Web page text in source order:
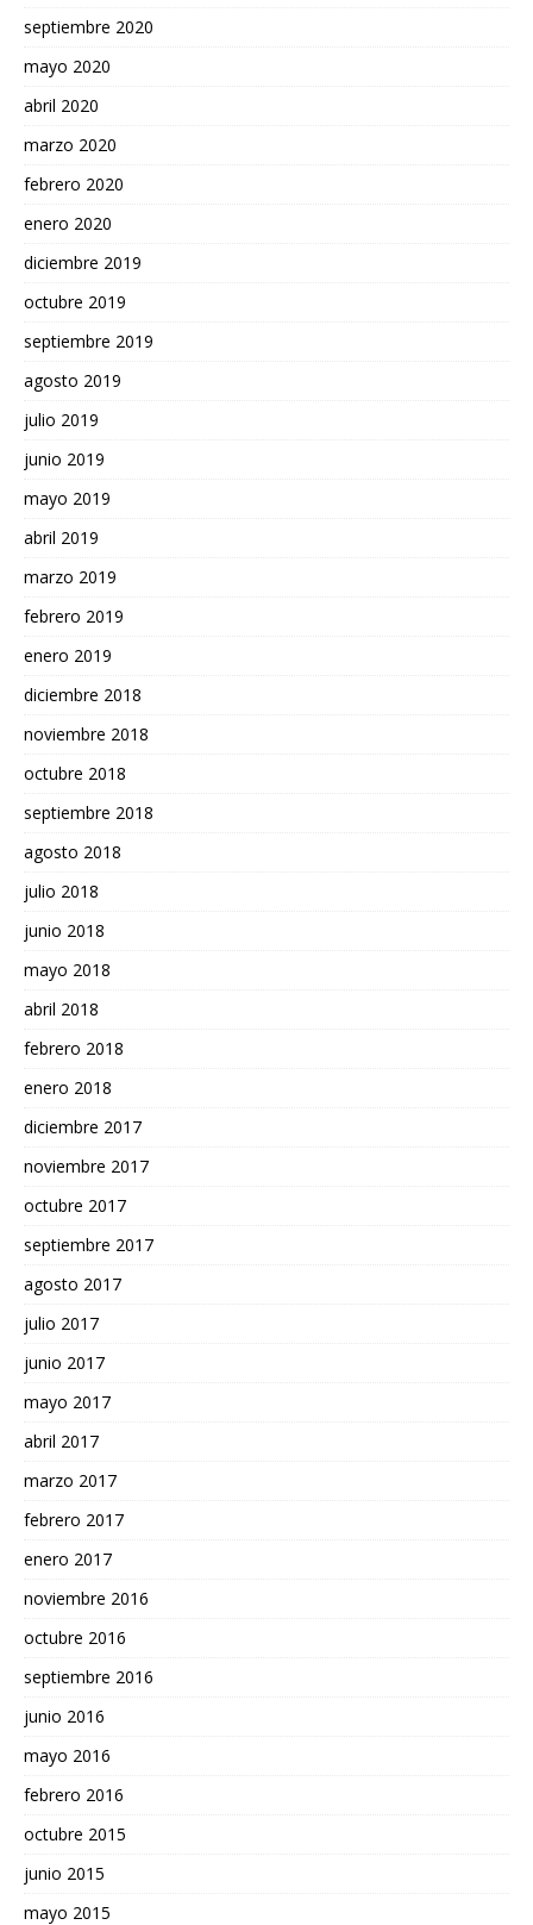
septiembre 2020
mayo 2020
abril 2020
marzo 2020
febrero 2020
enero 2020
diciembre 2019
octubre 2019
septiembre 2019
agosto 2019
julio 2019
junio 2019
mayo 2019
abril 2019
marzo 2019
febrero 2019
enero 2019
diciembre 2018
noviembre 2018
octubre 2018
septiembre 2018
agosto 2018
julio 2018
junio 2018
mayo 2018
abril 2018
febrero 2018
enero 2018
diciembre 2017
noviembre 2017
octubre 2017
septiembre 2017
agosto 2017
julio 2017
junio 2017
mayo 2017
abril 2017
marzo 2017
febrero 2017
enero 2017
noviembre 2016
octubre 2016
septiembre 2016
junio 2016
mayo 2016
febrero 2016
octubre 2015
junio 2015
mayo 2015